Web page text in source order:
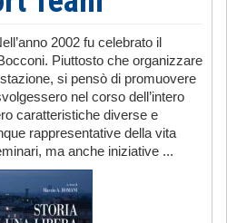
2002 fu celebrato il
Piuttosto che organizzare
si pensò di promuovere
nel corso dell’intero
caratteristiche diverse e
rappresentative della vita
ma anche iniziative ...